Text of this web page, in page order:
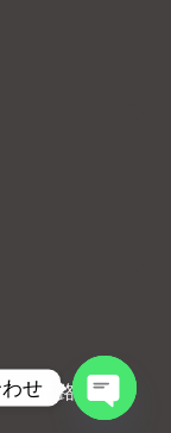
興五路
せ